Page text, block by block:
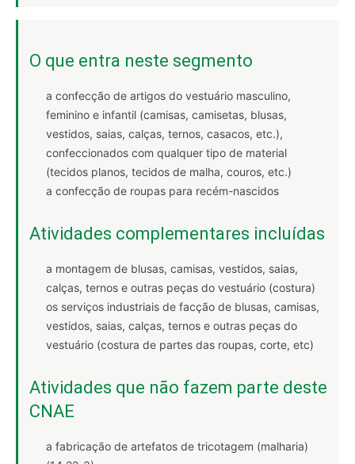
O que entra neste segmento
a confecção de artigos do vestuário masculino,
feminino e infantil (camisas, camisetas, blusas,
vestidos, saias, calças, ternos, casacos, etc.),
confeccionados com qualquer tipo de material
(tecidos planos, tecidos de malha, couros, etc.)
a confecção de roupas para recém-nascidos
Atividades complementares incluídas
a montagem de blusas, camisas, vestidos, saias,
calças, ternos e outras peças do vestuário (costura)
os serviços industriais de facção de blusas, camisas,
vestidos, saias, calças, ternos e outras peças do
vestuário (costura de partes das roupas, corte, etc)
Atividades que não fazem parte deste
CNAE
a fabricação de artefatos de tricotagem (malharia)